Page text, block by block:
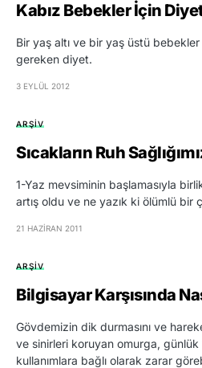
Kabız Bebekler İçin
Bir yaş altı ve bir yaş üstü bebekler
gereken diyet.
3 EYLÜL 2012
ARŞIV
Sıcakların Ruh
1-Yaz mevsiminin başlamasıyla
artış oldu ve ne yazık ki ölümlü bir
21 HAZIRAN 2011
ARŞIV
Bilgisayar Karşısında
Gövdemizin dik durmasını ve
ve sinirleri koruyan omurga, günlük
kullanımlara bağlı olarak zarar